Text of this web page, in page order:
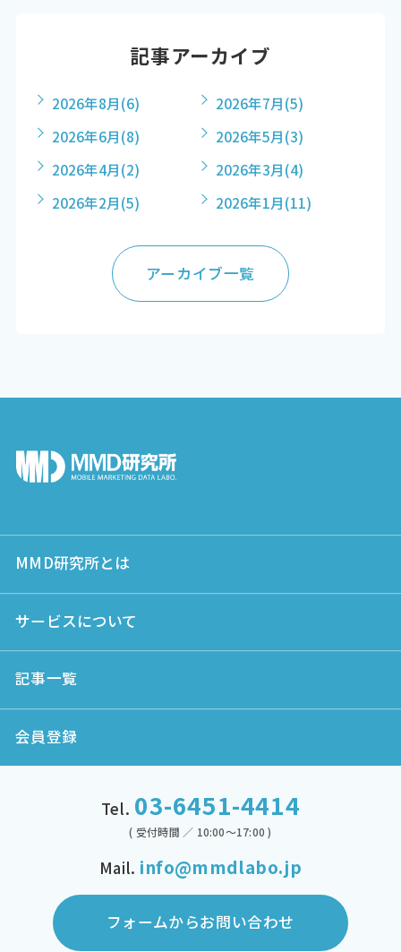
記事アーカイブ
2026年8月(6) 2026年7月(5)
2026年6月(8) 2026年5月(3)
2026年4月(2) 2026年3月(4)
2026年2月(5) 2026年1月(11)
アーカイブ一覧
MMD研究所とは
サービスについて
記事一覧
会員登録
Tel. 03-6451-4414
( 受付時間 ／ 10:00～17:00 )
Mail. info@mmdlabo.jp
フォームからお問い合わせ